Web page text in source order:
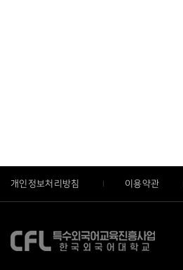
개인정보처리방침 이용약관